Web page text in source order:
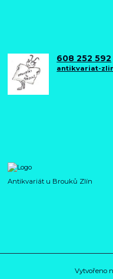
608 252 592
antikvariat-
Antikvariát u Brouků Zlín
Vytvořeno